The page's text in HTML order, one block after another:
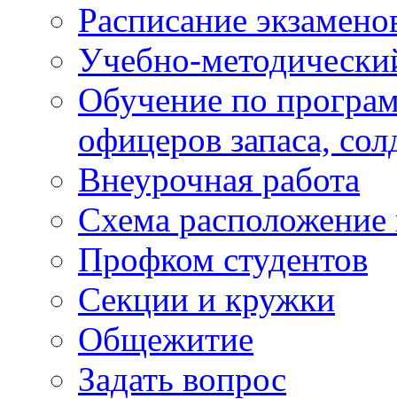
Расписание
Учебно-
Обучение по
офицеров запаса,
Внеурочная работа
Схема расположение
Профком студентов
Секции и кружки
Общежитие
Задать вопрос